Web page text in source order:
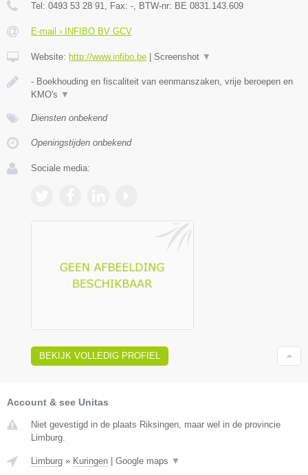
Tel: 0493 53 28 91, Fax: -, BTW-nr: BE 0831.143.609
E-mail › INFIBO BV GCV
Website: http://www.infibo.be Screenshot ▼
- Boekhouding en fiscaliteit van eenmanszaken, vrije beroepen en
KMO's ▼
Diensten onbekend
Openingstijden onbekend
Sociale media:
BEKIJK VOLLEDIG PROFIEL
Account & see Unitas
Niet gevestigd in de plaats Riksingen, maar wel in de provincie
Limburg.
Limburg » Kuringen Google maps ▼